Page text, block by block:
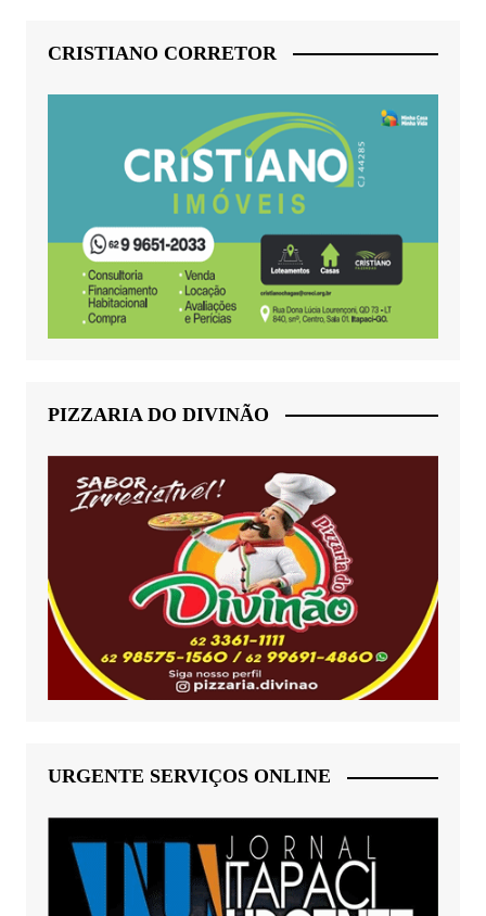
CRISTIANO CORRETOR
PIZZARIA DO DIVINÃO
URGENTE SERVIÇOS ONLINE